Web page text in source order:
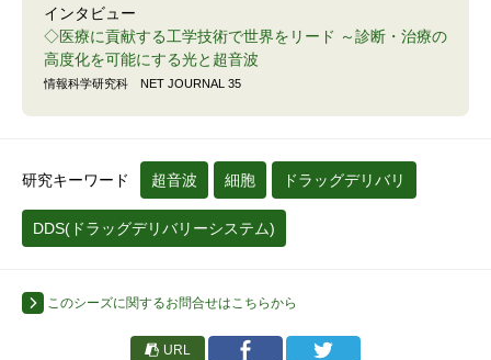
インタビュー
◇医療に貢献する工学技術で世界をリード ～診断・治療の
高度化を可能にする光と超音波
情報科学研究科 NET JOURNAL 35
研究キーワード 超音波 細胞 ドラッグデリバリ
DDS(ドラッグデリバリーシステム)
このシーズに関するお問合せはこちらから
URL